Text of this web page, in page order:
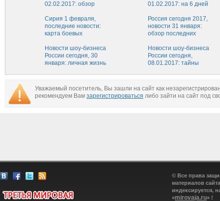
02.02.2017: обзор
свежие новости
России и мира на
сегодня, 2 февраля
01.02.2017: на 6 дней
новости и сплетни
Дом-2 1 февраля
Сирия 1 февраля,
последние новости:
карта боевых
последнего часа из
Сирии от 01.02.2017,
Сирия-Россия,
Россия сегодня 2017,
новости 31 января:
обзор последних
свежие новости
России на сегодня,
31.01.2017
Новости шоу-бизнеса
России сегодня, 30
января: личная жизнь
знаменитостях
сейчас, 30.01.2017
Новости шоу-бизнеса
России сегодня,
08.01.2017: тайны
знаменитостей на
сегодняшний день, 8
января
Уважаемый посетитель, Вы зашли на сайт как
рекомендуем Вам зарегистрироваться либо зайти на сайт под
© Все права
материалов
индексируется,
«mirovaja.ru» !